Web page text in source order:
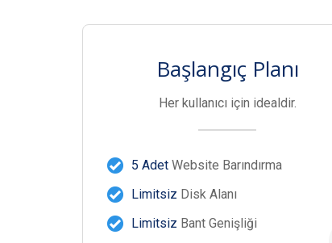
Başlangıç Planı
Her kullanıcı için idealdir.
5 Adet Website Barındırma
Limitsiz Disk Alanı
Limitsiz Bant Genişliği